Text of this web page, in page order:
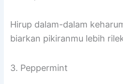
Hirup dalam-dalam
biarkan pikiranmu lebih
3. Peppermint